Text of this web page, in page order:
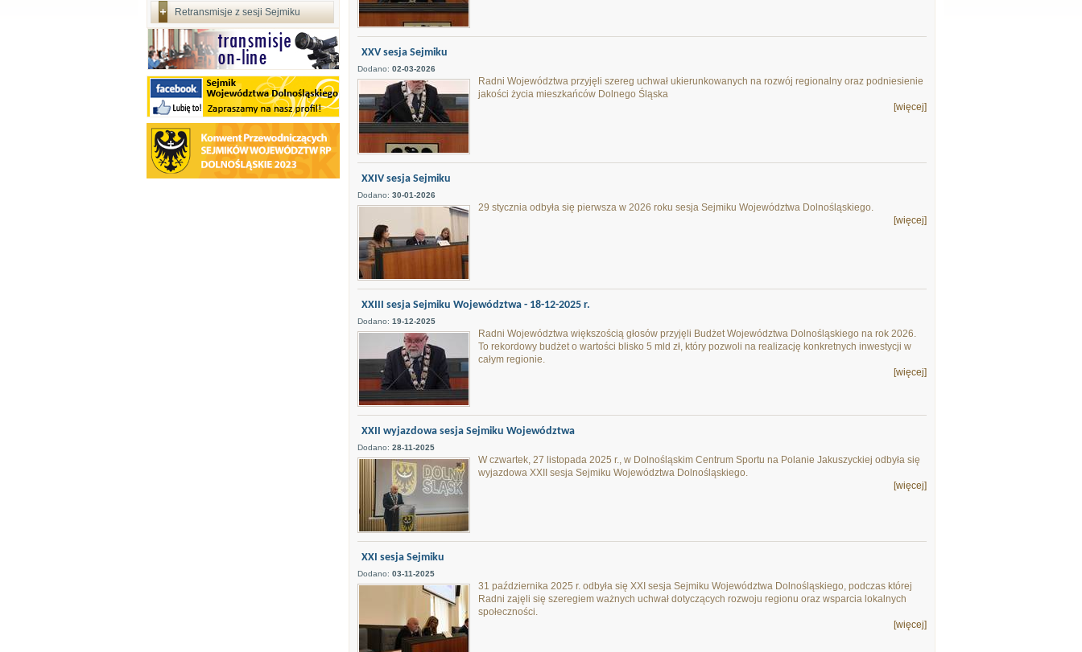
Retransmisje z sesji Sejmiku
XXV sesja Sejmiku
Dodano: 02-03-2026
Radni Województwa przyjęli szereg uchwał ukierunkowanych na rozwój regionalny oraz podniesienie
jakości życia mieszkańców Dolnego Śląska
[więcej]
XXIV sesja Sejmiku
Dodano: 30-01-2026
29 stycznia odbyła się pierwsza w 2026 roku sesja Sejmiku Województwa Dolnośląskiego.
[więcej]
XXIII sesja Sejmiku Województwa - 18-12-2025 r.
Dodano: 19-12-2025
Radni Województwa większością głosów przyjęli Budżet Województwa Dolnośląskiego na rok 2026.
To rekordowy budżet o wartości blisko 5 mld zł, który pozwoli na realizację konkretnych inwestycji w
całym regionie.
[więcej]
XXII wyjazdowa sesja Sejmiku Województwa
Dodano: 28-11-2025
W czwartek, 27 listopada 2025 r., w Dolnośląskim Centrum Sportu na Polanie Jakuszyckiej odbyła się
wyjazdowa XXII sesja Sejmiku Województwa Dolnośląskiego.
[więcej]
XXI sesja Sejmiku
Dodano: 03-11-2025
31 października 2025 r. odbyła się XXI sesja Sejmiku Województwa Dolnośląskiego, podczas której
Radni zajęli się szeregiem ważnych uchwał dotyczących rozwoju regionu oraz wsparcia lokalnych
społeczności.
[więcej]